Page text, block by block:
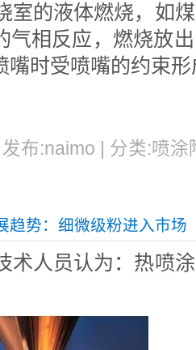
室的液体燃烧，如
气相反应，燃烧放
嘴时受喷嘴的约束
发布:naimo | 分类:喷
趋势：细微级粉进入市场
术人员认为：热喷